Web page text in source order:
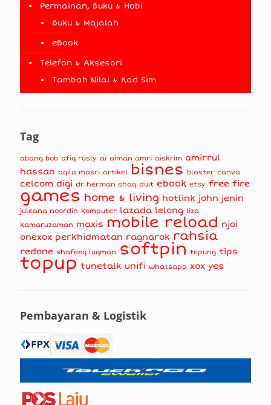
Permainan, Buku & Hobi
Buku & Majalah
eBook
Telefon & Aksesori
Tambah Nilai & Kad Sim
Tag
abang bob afiq rusly ai aiman amri aiskrim amirrul
hassan aqila masri artikel bisnes blaster canva
celcom digi dr herman shaq duit ebook etsy free fire
games home & living hotlink john jenin
juleana noordin komputer lazada lelong liza
kamaruzaman maxis mobile reload njoi
onexox perkhidmatan ragnarok rahsia
redone shafeeq luqman softpin tepung tips
topup tunetalk unifi whatsapp xox yes
Pembayaran & Logistik